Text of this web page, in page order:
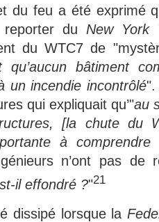
du feu a été exprimé
reporter du New York
du WTC7 de
bâtiment
un incendie incontrôlé".
qui expliquait qu’"au
[la chute du
à
n’ont pas de
il effondré ?"21
dissipé lorsque la